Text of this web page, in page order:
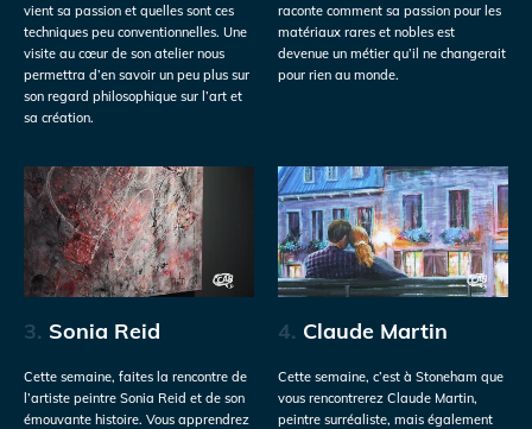
vient sa passion et quelles sont ces
techniques peu conventionnelles. Une
visite au cœur de son atelier nous
permettra d’en savoir un peu plus sur
son regard philosophique sur l’art et
sa création.
raconte comment sa passion pour les
matériaux rares et nobles est
devenue un métier qu’il ne changerait
pour rien au monde.
3. Sonia Reid
Cette semaine, faites la rencontre de
l’artiste peintre Sonia Reid et de son
émouvante histoire. Vous apprendrez
4. Claude Martin
Cette semaine, c’est à Stoneham que
vous rencontrerez Claude Martin,
peintre surréaliste, mais également